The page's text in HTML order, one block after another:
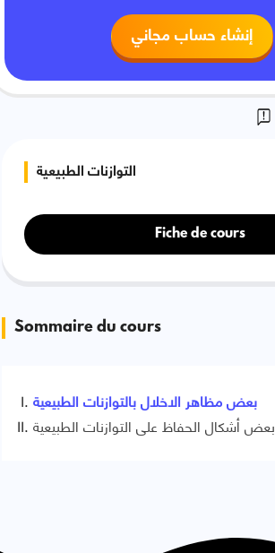
إنشاء حساب مجاني
التوازنات الطبيعية
Fiche de cours
Sommaire du cours
بعض مظاهر الاخلال بالتوازنات الطبيعية
بعض أشكال الحفاظ على التوازنات الطبيعية